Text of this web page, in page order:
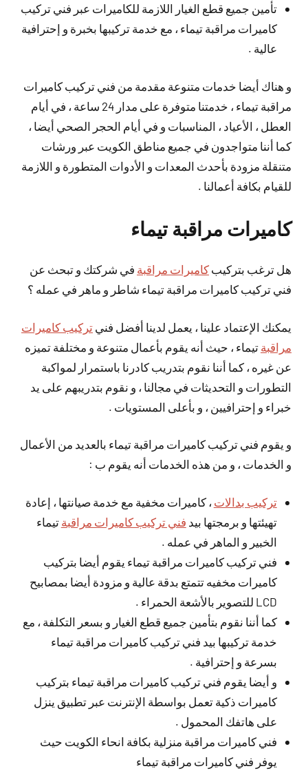
تأمين جميع قطع الغيار اللازمة للكاميرات عبر فني تركيب
كاميرات مراقبة تيماء ، مع خدمة تركيبها بخبرة و إحترافية
عالية .
و هناك أيضا خدمات متنوعة مقدمة من فني تركيب كاميرات
مراقبة تيماء ، خدمتنا متوفرة على مدار 24 ساعة ، في أيام
العطل ، الأعياد ، المناسبات و في أيام الحجر الصحي أيضا ،
كما أننا متواجدون في جميع مناطق الكويت عبر ورشات
متنقلة مزودة بأحدث المعدات و الأدوات المتطورة و اللازمة
للقيام بكافة أعمالنا .
كاميرات مراقبة تيماء
هل ترغب بتركيب كاميرات مراقبة في شركتك و تبحث عن
فني تركيب كاميرات مراقبة تيماء شاطر و ماهر في عمله ؟
يمكنك الإعتماد علينا ، يعمل لدينا أفضل فني تركيب كاميرات
مراقبة تيماء ، حيث أنه يقوم بأعمال متنوعة و مختلفة تميزه
عن غيره ، كما أننا نقوم بتدريب كادرنا باستمرار لمواكبة
التطورات و التحديثات في مجالنا ، و نقوم بتدريبهم على يد
خبراء و إحترافيين ، و بأعلى المستويات .
و يقوم فني تركيب كاميرات مراقبة تيماء بالعديد من الأعمال
و الخدمات ، و من هذه الخدمات أنه يقوم ب :
تركيب بدالات ، كاميرات مخفية مع خدمة صيانتها ، إعادة
تهيئتها و برمجتها بيد فني تركيب كاميرات مراقبة تيماء
الخبير و الماهر في عمله .
فني تركيب كاميرات مراقبة تيماء يقوم أيضا بتركيب
كاميرات مخفيه تتمتع بدقة عالية و مزودة أيضا بمصابيح
LCD للتصوير بالأشعة الحمراء .
كما أننا نقوم بتأمين جميع قطع الغيار و بسعر التكلفة ، مع
خدمة تركيبها بيد فني تركيب كاميرات مراقبة تيماء
بسرعة و إحترافية .
و أيضا يقوم فني تركيب كاميرات مراقبة تيماء بتركيب
كاميرات ذكية تعمل بواسطة الإنترنت عبر تطبيق ينزل
على هاتفك المحمول .
فني كاميرات مراقبة منزلية بكافة انحاء الكويت حيث
يوفر فني كاميرات مراقبة تيماء